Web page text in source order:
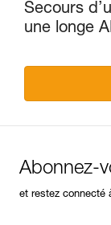
Secours
une longe
Abonnez-
et restez connecté